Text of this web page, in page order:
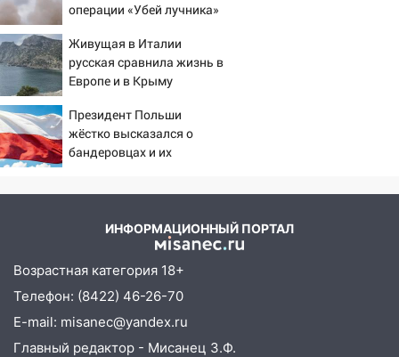
13:36 В Инзе произошел крупный пожар
13:00
В суде защитили репутацию
мужчины, которого необоснованно
обвиняли в жестоком обращении с
животными
12:28
Миллион на «льготниках»: в
Ульяновской области перевозчик
Ульяновский алиментщик накопил
11:49 Снят режим «Ракетная
опасность» на территории Ульяновской
области
операции «Убей лучника»
Живущая в Италии
русская сравнила жизнь в
Европе и в Крыму
Президент Польши
жёстко высказался о
бандеровцах и их
ИНФОРМАЦИОННЫЙ ПОРТАЛ
Возрастная категория 18+
Телефон: (8422) 46-26-70
E-mail: misanec@yandex.ru
Главный редактор - Мисанец З.Ф.